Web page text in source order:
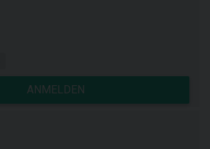
ANMELDEN